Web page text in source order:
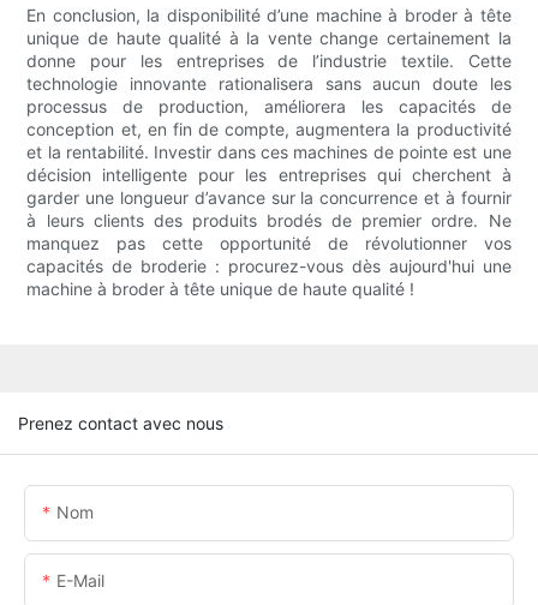
En conclusion, la disponibilité d’une machine à broder à tête
unique de haute qualité à la vente change certainement la
donne pour les entreprises de l’industrie textile. Cette
technologie innovante rationalisera sans aucun doute les
processus de production, améliorera les capacités de
conception et, en fin de compte, augmentera la productivité
et la rentabilité. Investir dans ces machines de pointe est une
décision intelligente pour les entreprises qui cherchent à
garder une longueur d’avance sur la concurrence et à fournir
à leurs clients des produits brodés de premier ordre. Ne
manquez pas cette opportunité de révolutionner vos
capacités de broderie : procurez-vous dès aujourd'hui une
machine à broder à tête unique de haute qualité !
Prenez contact avec nous
Nom
E-Mail